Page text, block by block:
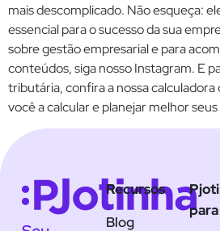
mais descomplicado. Não esqueça:
essencial para o sucesso da sua
sobre gestão empresarial e para
conteúdos, siga nosso Instagram. E
tributária, confira a nossa
você a calcular e planejar melhor
Recursos
Blog
para